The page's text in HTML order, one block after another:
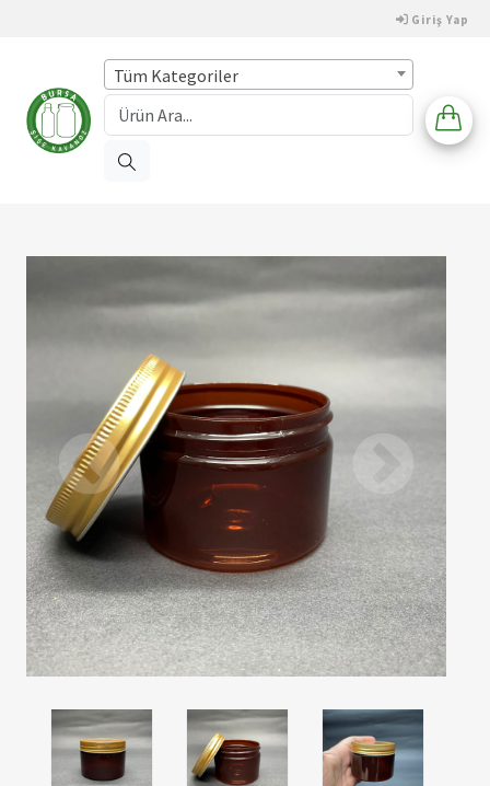
Giriş Yap
Tüm Kategoriler